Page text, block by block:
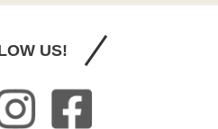
US!